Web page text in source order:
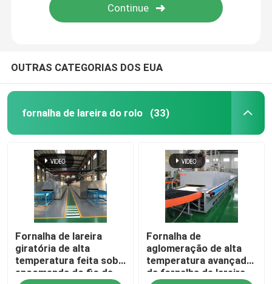
OUTRAS CATEGORIAS DOS EUA
fornalha de lareira do rolo (33)
Fornalha de lareira
giratória de alta
temperatura feita sob
encomenda do fio de
Fornalha de
aglomeração de alta
temperatura avançada
da fornalha de lareira